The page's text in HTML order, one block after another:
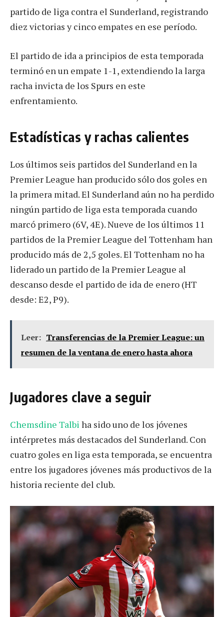
partido de liga contra el Sunderland, registrando
diez victorias y cinco empates en ese período.
El partido de ida a principios de esta temporada
terminó en un empate 1-1, extendiendo la larga
racha invicta de los Spurs en este
enfrentamiento.
Estadísticas y rachas calientes
Los últimos seis partidos del Sunderland en la
Premier League han producido sólo dos goles en
la primera mitad. El Sunderland aún no ha perdido
ningún partido de liga esta temporada cuando
marcó primero (6V, 4E). Nueve de los últimos 11
partidos de la Premier League del Tottenham han
producido más de 2,5 goles. El Tottenham no ha
liderado un partido de la Premier League al
descanso desde el partido de ida de enero (HT
desde: E2, P9).
Leer: Transferencias de la Premier League: un
resumen de la ventana de enero hasta ahora
Jugadores clave a seguir
Chemsdine Talbi ha sido uno de los jóvenes
intérpretes más destacados del Sunderland. Con
cuatro goles en liga esta temporada, se encuentra
entre los jugadores jóvenes más productivos de la
historia reciente del club.